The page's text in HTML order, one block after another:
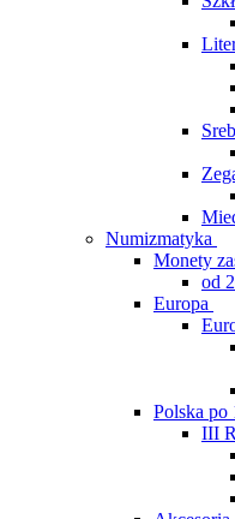
Numizmatyka
Monety
od
Europa
Polska po
III